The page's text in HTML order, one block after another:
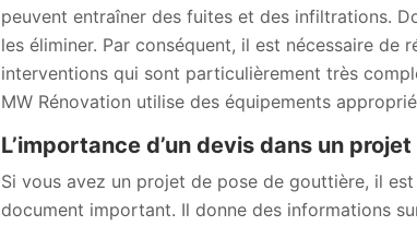
peuvent entraîner des fuites et des infiltrations.
les éliminer. Par conséquent, il est nécessaire
interventions qui sont particulièrement très
MW Rénovation utilise des équipements
L’importance d’un devis dans un
Si vous avez un projet de pose de gouttière, il
document important. Il donne des informations